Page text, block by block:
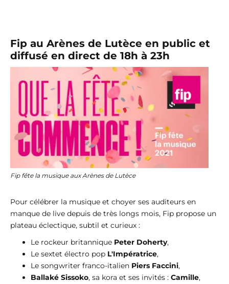
Fip au Arènes de Lutèce en public et
diffusé en direct de 18h à 23h
Fip fête la musique aux Arènes de Lutèce
Pour célébrer la musique et choyer ses auditeurs en
manque de live depuis de très longs mois, Fip propose un
plateau éclectique, subtil et curieux :
Le rockeur britannique Peter Doherty,
Le sextet électro pop L'Impératrice,
Le songwriter franco-italien Piers Faccini,
Ballaké Sissoko, sa kora et ses invités : Camille,